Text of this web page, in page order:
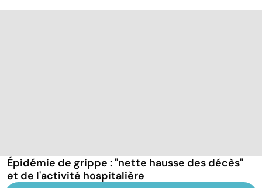
Épidémie de grippe : "nette hausse des décès"
et de l'activité hospitalière